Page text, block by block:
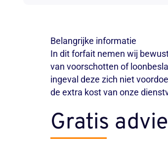
Belangrijke informatie
In dit forfait nemen wij
van voorschotten of
ingeval deze zich niet
de extra kost van onze
Gratis